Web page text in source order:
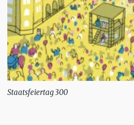
Staatsfeiertag 300